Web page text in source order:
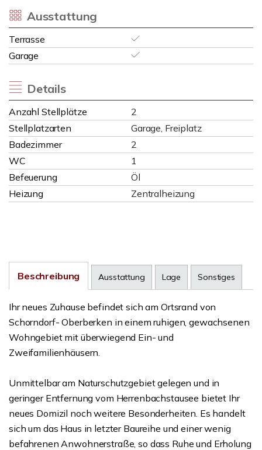
Ausstattung
Terrasse
Garage
Details
Anzahl Stellplätze
2
Stellplatzarten
Garage, Freiplatz
Badezimmer
2
WC
1
Befeuerung
Öl
Heizung
Zentralheizung
Beschreibung Ausstattung Lage Sonstiges
Ihr neues Zuhause befindet sich am Ortsrand von
Schorndorf- Oberberken in einem ruhigen, gewachsenen
Wohngebiet mit überwiegend Ein- und
Zweifamilienhäusern.
Unmittelbar am Naturschutzgebiet gelegen und in
geringer Entfernung vom Herrenbachstausee bietet Ihr
neues Domizil noch weitere Besonderheiten. Es handelt
sich um das Haus in letzter Baureihe und einer wenig
befahrenen Anwohnerstraße, so dass Ruhe und Erholung